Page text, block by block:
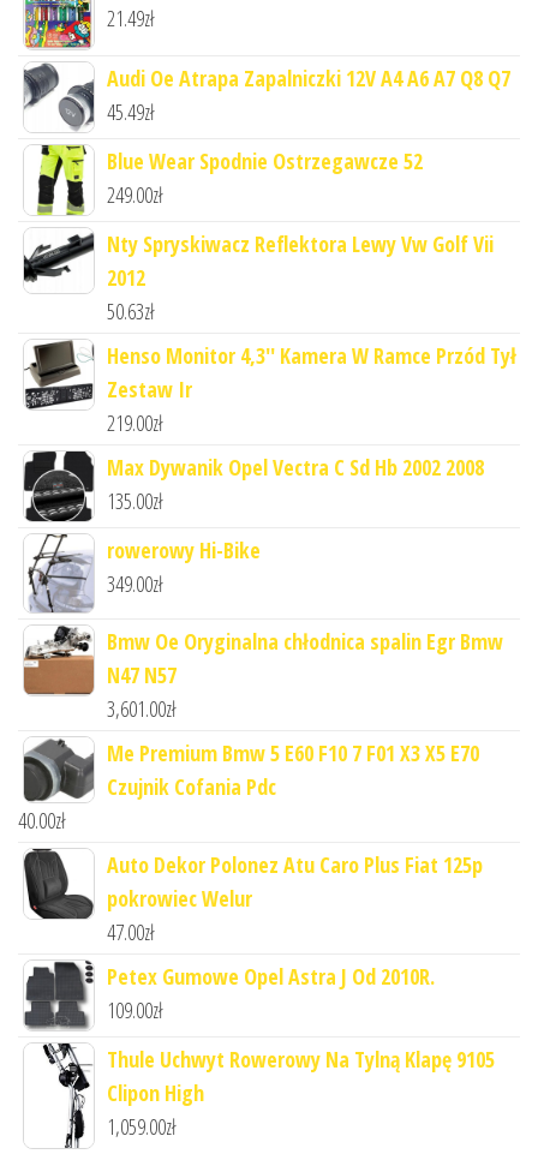
21.49zł
Audi Oe Atrapa Zapalniczki 12V A4 A6 A7 Q8 Q7
45.49zł
Blue Wear Spodnie Ostrzegawcze 52
249.00zł
Nty Spryskiwacz Reflektora Lewy Vw Golf Vii
2012
50.63zł
Henso Monitor 4,3'' Kamera W Ramce Przód Tył
Zestaw Ir
219.00zł
Max Dywanik Opel Vectra C Sd Hb 2002 2008
135.00zł
rowerowy Hi-Bike
349.00zł
Bmw Oe Oryginalna chłodnica spalin Egr Bmw
N47 N57
3,601.00zł
Me Premium Bmw 5 E60 F10 7 F01 X3 X5 E70
Czujnik Cofania Pdc
40.00zł
Auto Dekor Polonez Atu Caro Plus Fiat 125p
pokrowiec Welur
47.00zł
Petex Gumowe Opel Astra J Od 2010R.
109.00zł
Thule Uchwyt Rowerowy Na Tylną Klapę 9105
Clipon High
1,059.00zł